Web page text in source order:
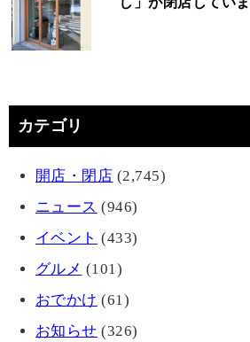
カテゴリ
開店・閉店 (2,745)
ニュース (946)
イベント (433)
グルメ (101)
おでかけ (61)
お知らせ (326)